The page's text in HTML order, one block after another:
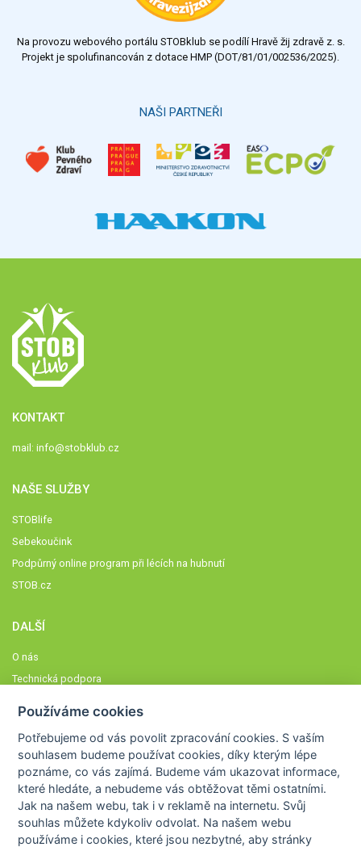
Na provozu webového portálu STOBklub se podílí Hravě žij zdravě z. s.
Projekt je spolufinancován z dotace HMP (DOT/81/01/002536/2025).
NAŠI PARTNEŘI
KONTAKT
mail: info@stobklub.cz
NAŠE SLUŽBY
STOBlife
Sebekoučink
Podpůrný online program při lécích na hubnutí
STOB.cz
DALŠÍ
O nás
Technická podpora
Členové STOBklubu
Zásady nakládání s osobními údaji
Otestujte se
Spočítejte si
Výzva 52
Používáme cookies
Potřebujeme od vás povolit zpracování cookies. S vaším
souhlasem budeme používat cookies, díky kterým lépe
poznáme,co vás zajímá. Budeme vám ukazovat informace,
které hledáte, a nebudeme vás obtěžovat těmi ostatními.
Jak na našem webu, tak i v reklamě na internetu. Svůj
souhlas můžete kdykoliv odvolat. Na našem webu
používáme i cookies, které jsou nezbytné, aby stránky